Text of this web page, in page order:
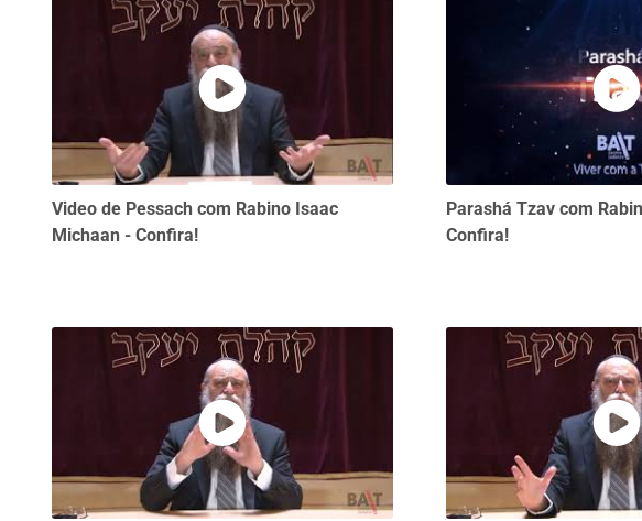
Video de Pessach com Rabino Isaac
Michaan - Confira!
Parashá Tzav com
Confira!